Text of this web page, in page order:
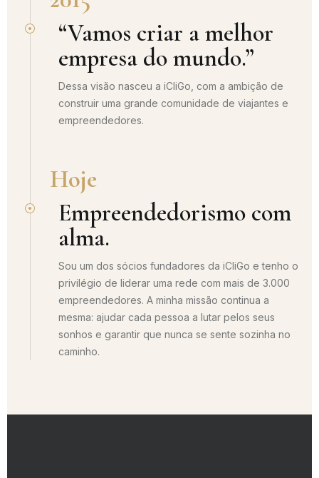
“Vamos criar a melhor
empresa do mundo.”
Dessa visão nasceu a iCliGo, com a ambição de
construir uma grande comunidade de viajantes e
empreendedores.
Hoje
Empreendedorismo com
alma.
Sou um dos sócios fundadores da iCliGo e tenho o
privilégio de liderar uma rede com mais de 3.000
empreendedores. A minha missão continua a
mesma: ajudar cada pessoa a lutar pelos seus
sonhos e garantir que nunca se sente sozinha no
caminho.